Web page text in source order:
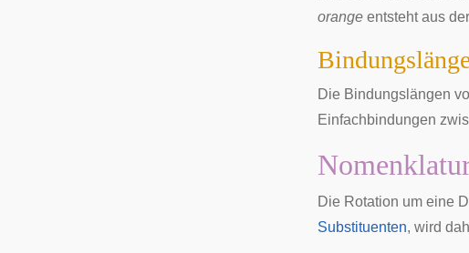
orange entsteht aus
Die Bindungslängen
Einfachbindungen
Die Rotation um eine
Substituenten, wird